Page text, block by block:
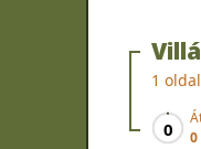
1 oldal
0
0